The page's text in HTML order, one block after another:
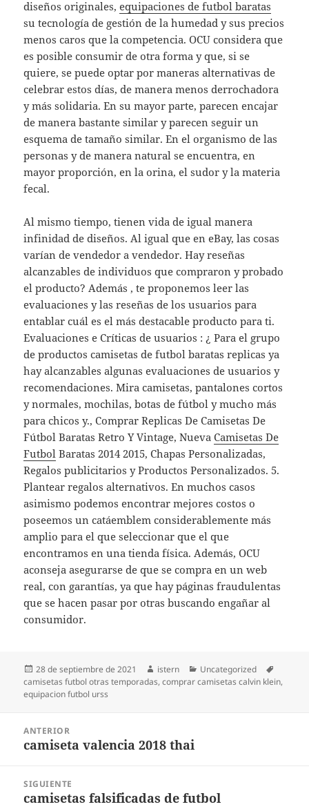
diseños originales,equipaciones de futbol baratas
su tecnología de gestión de la humedad y sus precios
menos caros que la competencia. OCU considera que
es posible consumir de otra forma y que, si se
quiere, se puede optar por maneras alternativas de
celebrar estos días, de manera menos derrochadora
y más solidaria. En su mayor parte, parecen encajar
de manera bastante similar y parecen seguir un
esquema de tamaño similar. En el organismo de las
personas y de manera natural se encuentra, en
mayor proporción, en la orina, el sudor y la materia
fecal.
Al mismo tiempo, tienen vida de igual manera
infinidad de diseños. Al igual que en eBay, las cosas
varían de vendedor a vendedor. Hay reseñas
alcanzables de individuos que compraron y probado
el producto? Además , te proponemos leer las
evaluaciones y las reseñas de los usuarios para
entablar cuál es el más destacable producto para ti.
Evaluaciones e Críticas de usuarios : ¿ Para el grupo
de productos camisetas de futbol baratas replicas ya
hay alcanzables algunas evaluaciones de usuarios y
recomendaciones. Mira camisetas, pantalones cortos
y normales, mochilas, botas de fútbol y mucho más
para chicos y., Comprar Replicas De Camisetas De
Fútbol Baratas Retro Y Vintage, NuevaCamisetas De
Futbol Baratas 2014 2015, Chapas Personalizadas,
Regalos publicitarios y Productos Personalizados. 5.
Plantear regalos alternativos. En muchos casos
asimismo podemos encontrar mejores costos o
poseemos un catáemblem considerablemente más
amplio para el que seleccionar que el que
encontramos en una tienda física. Además, OCU
aconseja asegurarse de que se compra en un web
real, con garantías, ya que hay páginas fraudulentas
que se hacen pasar por otras buscando engañar al
consumidor.
Publicado
el
28 de septiembre de 2021 Autor
istern Categorías
Uncategorized
camisetas futbol otras temporadas,comprar camisetas calvin klein,
equipacion futbol urss
entradas
ANTERIOR
Entrada
camiseta valencia 2018 thai
SIGUIENTE
Entrada
camisetas falsificadas de futbol